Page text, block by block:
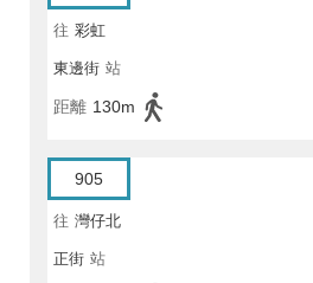
往 彩虹
東邊街 站
距離 130m
905
往 灣仔北
正街 站